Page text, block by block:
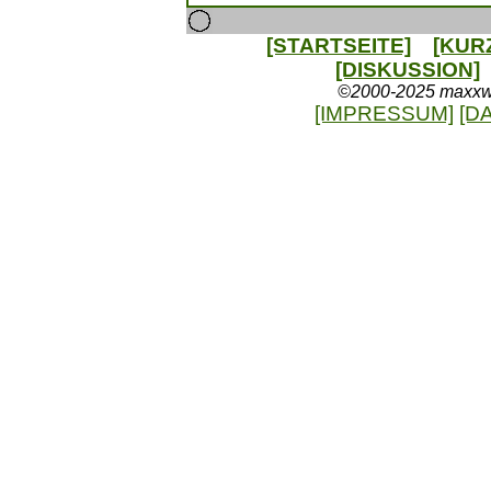
[STARTSEITE]
[DISKUSSION]
©2000-2025
[IMPRESSUM]